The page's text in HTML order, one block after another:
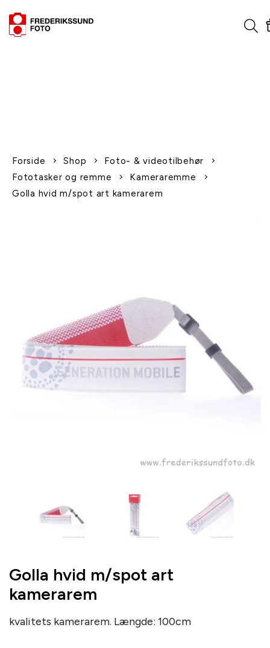
Forside Shop
Foto- & videotilbehør
Fototasker og remme
Kameraremme
Golla hvid m/spot art kamerarem
Golla hvid m/spot art
kamerarem
kvalitets kamerarem. Længde: 100cm